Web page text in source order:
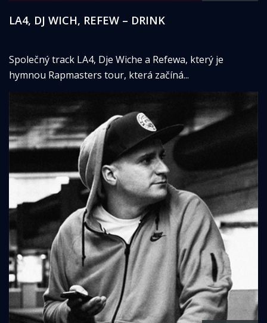
LA4, DJ WICH, REFEW – DRINK
Společný track LA4, Dje Wiche a Refewa, který je
hymnou Rapmasters tour, která začíná...